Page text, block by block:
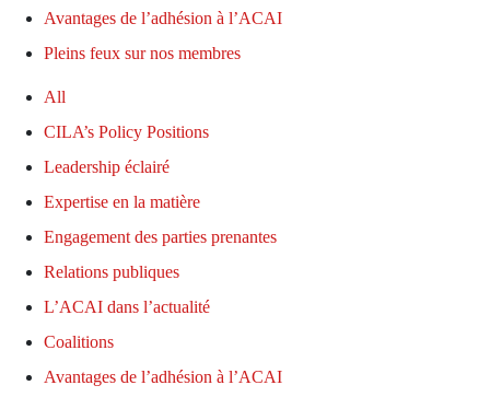
Avantages de l’adhésion à l’ACAI
Pleins feux sur nos membres
All
CILA’s Policy Positions
Leadership éclairé
Expertise en la matière
Engagement des parties prenantes
Relations publiques
L’ACAI dans l’actualité
Coalitions
Avantages de l’adhésion à l’ACAI